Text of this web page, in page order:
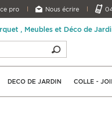
pro Nous écrire
, Meubles et Déco de
DECO DE JARDIN COLLE -